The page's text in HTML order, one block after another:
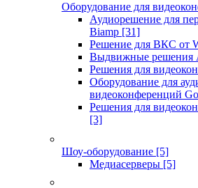
Оборудование для
Аудиорешение для
Biamp [31]
Решение для ВКС от
Выдвижные решения
Решения для
Оборудование для
видеоконференций
Решения для
[3]
Шоу-оборудование [5]
Медиасерверы [5]